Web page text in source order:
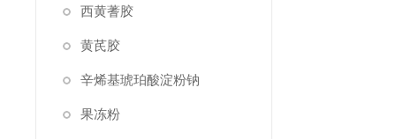
西黄蓍胶
黄芪胶
辛烯基琥珀酸淀粉钠
果冻粉